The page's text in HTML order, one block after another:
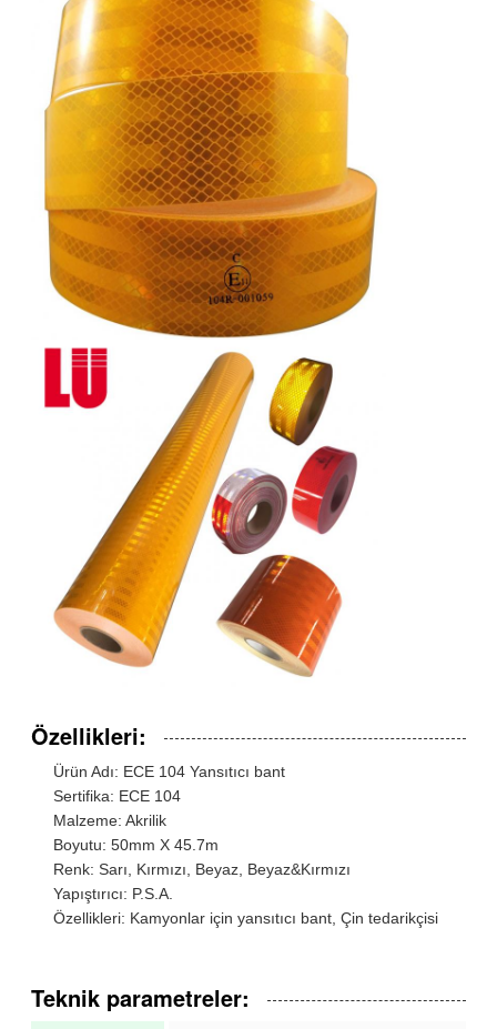
Özellikleri:
Ürün Adı: ECE 104 Yansıtıcı bant
Sertifika: ECE 104
Malzeme: Akrilik
Boyutu: 50mm X 45.7m
Renk: Sarı, Kırmızı, Beyaz, Beyaz&Kırmızı
Yapıştırıcı: P.S.A.
Özellikleri: Kamyonlar için yansıtıcı bant, Çin tedarikçisi
Teknik parametreler: